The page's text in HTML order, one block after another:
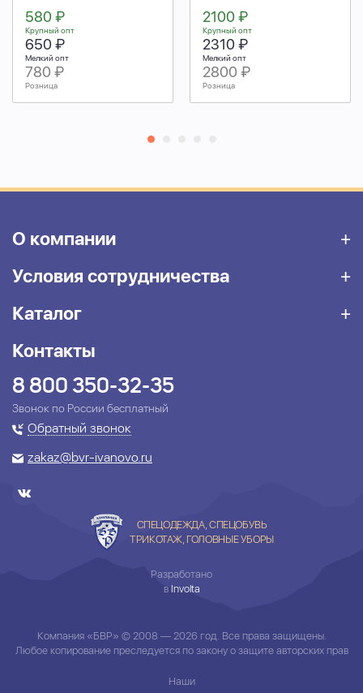
580 ₽
Крупный опт
650 ₽
Мелкий опт
780 ₽
Розница
2100 ₽
Крупный опт
2310 ₽
Мелкий опт
2800 ₽
Розница
О компании
Условия сотрудничества
Каталог
Контакты
8 800 350-32-35
Звонок по России бесплатный
Обратный звонок
zakaz@bvr-ivanovo.ru
СПЕЦОДЕЖДА, СПЕЦОБУВЬ
ТРИКОТАЖ, ГОЛОВНЫЕ УБОРЫ
Разработано
в Involta
Компания «БВР» © 2008 — 2026 год. Все права защищены.
Любое копирование преследуется по закону о защите авторских прав
Наши